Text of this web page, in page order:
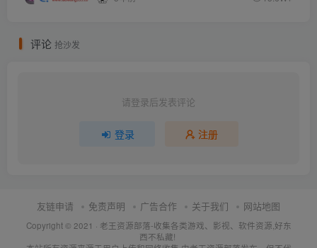
评论 抢沙发
请登录后发表评论
登录 注册
友链申请 免责声明 广告合作 关于我们 网站地图
Copyright © 2021 · 老王资源部落-收集各类游戏、影视、软件资源,好东
西不私藏!